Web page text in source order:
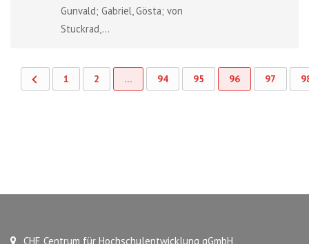
Gunvald; Gabriel, Gösta; von
Stuckrad,...
1 2 … 94 95 96 97
CHE Centrum für Hochschulentwicklung gGmbH